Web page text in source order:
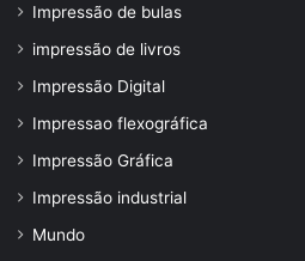
Impressão de bulas
impressão de livros
Impressão Digital
Impressao flexográfica
Impressão Gráfica
Impressão industrial
Mundo